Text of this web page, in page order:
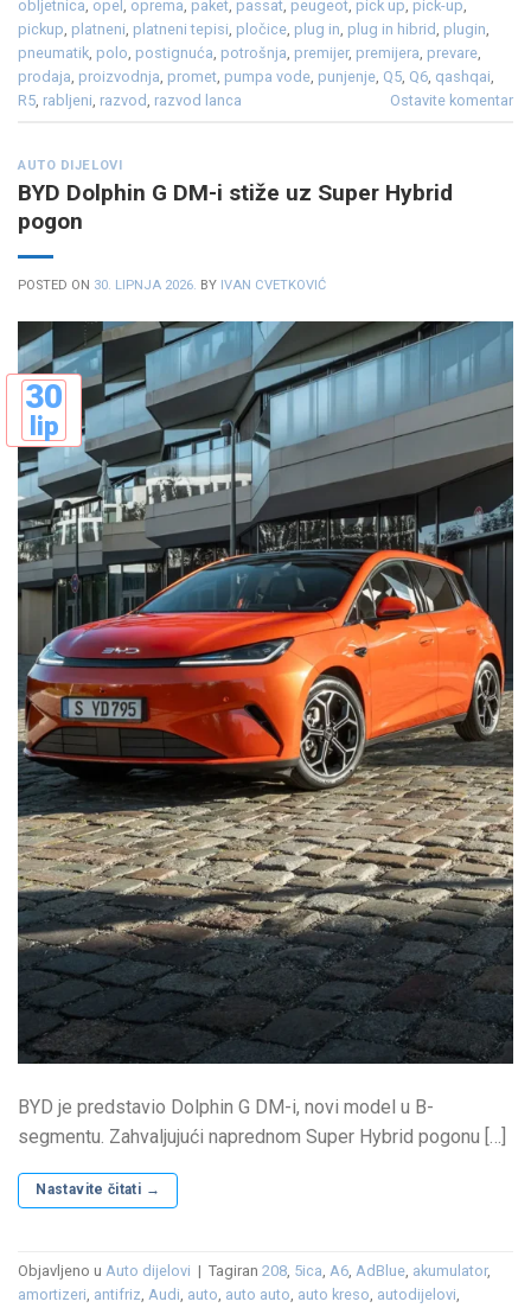
obljetnica opel oprema paket passat peugeot pick up pick-up
pickup platneni platneni tepisi pločice plug in plug in hibrid plugin
pneumatik polo postignuća potrošnja premijer, premijera prevare
prodaja proizvodnja promet pumpa vode punjenje Q5 Q6 qashqai
R5 rabljeni razvod razvod lanca Ostavite komentar
AUTO DIJELOVI
BYD Dolphin G DM-i stiže uz Super Hybrid
pogon
POSTED ON 30. LIPNJA 2026. BY IVAN CVETKOVIĆ
30
lip
BYD je predstavio Dolphin G DM-i, novi model u B-
segmentu. Zahvaljujući naprednom Super Hybrid pogonu […]
Nastavite čitati →
Objavljeno u Auto dijelovi | Tagiran 208, 5ica, A6, AdBlue, akumulator,
amortizeri, antifriz, Audi, auto, auto auto, auto kreso, autodijelovi,